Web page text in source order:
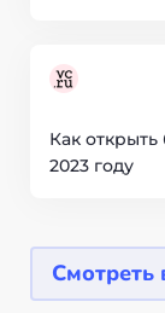
Смотреть
Как
2023 году